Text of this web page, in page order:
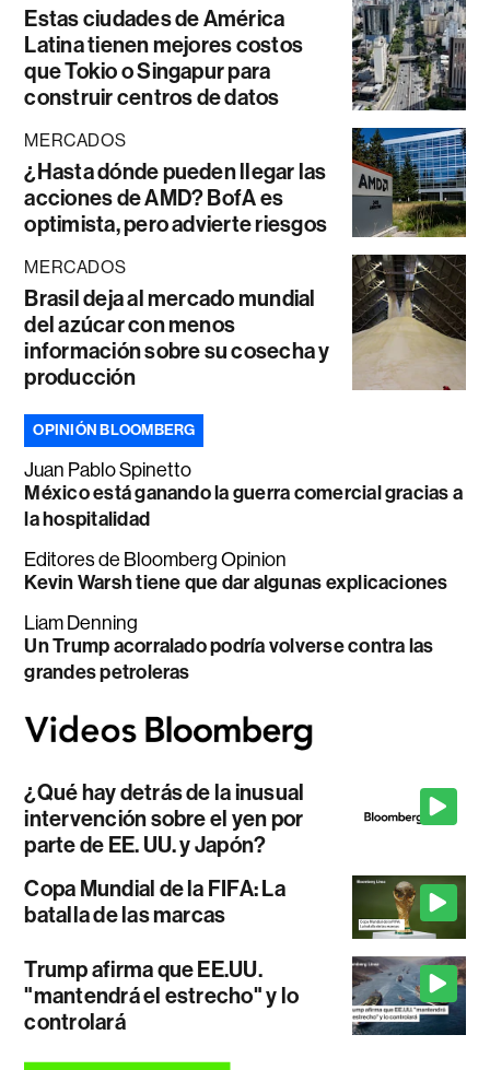
Estas ciudades de América
Latina tienen mejores costos
que Tokio o Singapur para
construir centros de datos
MERCADOS
¿Hasta dónde pueden llegar las
acciones de AMD? BofA es
optimista, pero advierte riesgos
MERCADOS
Brasil deja al mercado mundial
del azúcar con menos
información sobre su cosecha y
producción
OPINIÓN BLOOMBERG
Juan Pablo Spinetto
México está ganando la guerra comercial gracias a
la hospitalidad
Editores de Bloomberg Opinion
Kevin Warsh tiene que dar algunas explicaciones
Liam Denning
Un Trump acorralado podría volverse contra las
grandes petroleras
¿Qué hay detrás de la inusual
intervención sobre el yen por
parte de EE. UU. y Japón?
Copa Mundial de la FIFA: La
batalla de las marcas
Trump afirma que EE.UU.
"mantendrá el estrecho" y lo
controlará